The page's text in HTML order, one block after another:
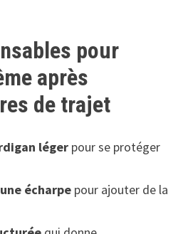
pour
après
de trajet
légerpour se protéger
écharpepour ajouter de la